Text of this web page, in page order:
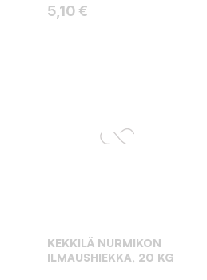
Hinta
5,10 €
KEKKILÄ NURMIKON
ILMAUSHIEKKA, 20 KG